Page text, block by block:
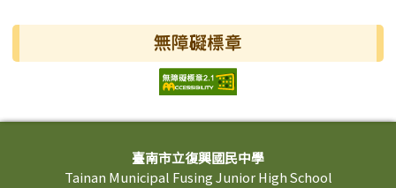
無障礙標章
頁尾區域內容臺南市立復興國民中學
Tainan Municipal Fusing Junior High School